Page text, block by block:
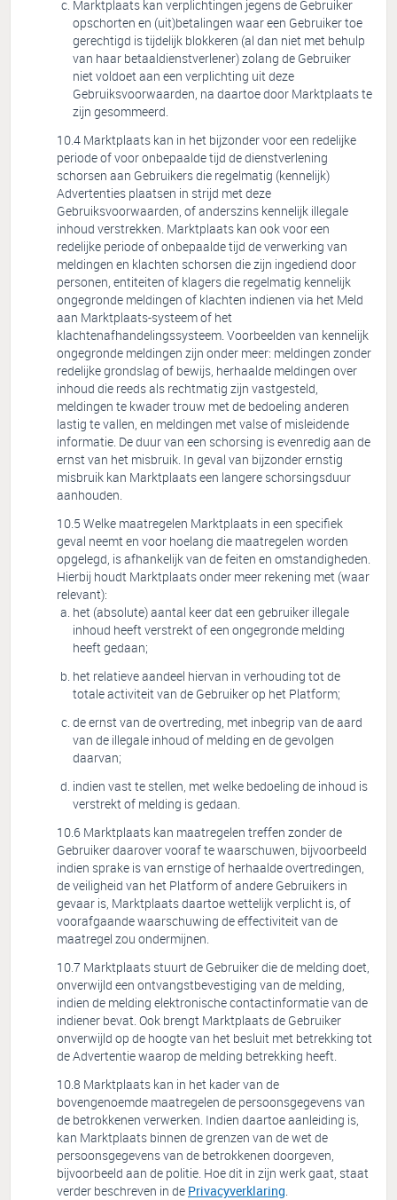
Marktplaats kan verplichtingen jegens de Gebruiker
opschorten en (uit)betalingen waar een Gebruiker toe
gerechtigd is tijdelijk blokkeren (al dan niet met behulp
van haar betaaldienstverlener) zolang de Gebruiker
niet voldoet aan een verplichting uit deze
Gebruiksvoorwaarden, na daartoe door Marktplaats te
zijn gesommeerd.
Marktplaats kan in het bijzonder voor een redelijke
periode of voor onbepaalde tijd de dienstverlening
schorsen aan Gebruikers die regelmatig (kennelijk)
Advertenties plaatsen in strijd met deze
Gebruiksvoorwaarden, of anderszins kennelijk illegale
inhoud verstrekken. Marktplaats kan ook voor een
redelijke periode of onbepaalde tijd de verwerking van
meldingen en klachten schorsen die zijn ingediend door
personen, entiteiten of klagers die regelmatig kennelijk
ongegronde meldingen of klachten indienen via het Meld
aan Marktplaats-systeem of het
klachtenafhandelingssysteem. Voorbeelden van kennelijk
ongegronde meldingen zijn onder meer: meldingen zonder
redelijke grondslag of bewijs, herhaalde meldingen over
inhoud die reeds als rechtmatig zijn vastgesteld,
meldingen te kwader trouw met de bedoeling anderen
lastig te vallen, en meldingen met valse of misleidende
informatie. De duur van een schorsing is evenredig aan de
ernst van het misbruik. In geval van bijzonder ernstig
misbruik kan Marktplaats een langere schorsingsduur
aanhouden.
Welke maatregelen Marktplaats in een specifiek
geval neemt en voor hoelang die maatregelen worden
opgelegd, is afhankelijk van de feiten en omstandigheden.
Hierbij houdt Marktplaats onder meer rekening met (waar
relevant):
het (absolute) aantal keer dat een gebruiker illegale
inhoud heeft verstrekt of een ongegronde melding
heeft gedaan;
het relatieve aandeel hiervan in verhouding tot de
totale activiteit van de Gebruiker op het Platform;
de ernst van de overtreding, met inbegrip van de aard
van de illegale inhoud of melding en de gevolgen
daarvan;
indien vast te stellen, met welke bedoeling de inhoud is
verstrekt of melding is gedaan.
Marktplaats kan maatregelen treffen zonder de
Gebruiker daarover vooraf te waarschuwen, bijvoorbeeld
indien sprake is van ernstige of herhaalde overtredingen,
de veiligheid van het Platform of andere Gebruikers in
gevaar is, Marktplaats daartoe wettelijk verplicht is, of
voorafgaande waarschuwing de effectiviteit van de
maatregel zou ondermijnen.
Marktplaats stuurt de Gebruiker die de melding doet,
onverwijld een ontvangstbevestiging van de melding,
indien de melding elektronische contactinformatie van de
indiener bevat. Ook brengt Marktplaats de Gebruiker
onverwijld op de hoogte van het besluit met betrekking tot
de Advertentie waarop de melding betrekking heeft.
Marktplaats kan in het kader van de
bovengenoemde maatregelen de persoonsgegevens van
de betrokkenen verwerken. Indien daartoe aanleiding is,
kan Marktplaats binnen de grenzen van de wet de
persoonsgegevens van de betrokkenen doorgeven,
bijvoorbeeld aan de politie. Hoe dit in zijn werk gaat, staat
verder beschreven in de Privacyverklaring.